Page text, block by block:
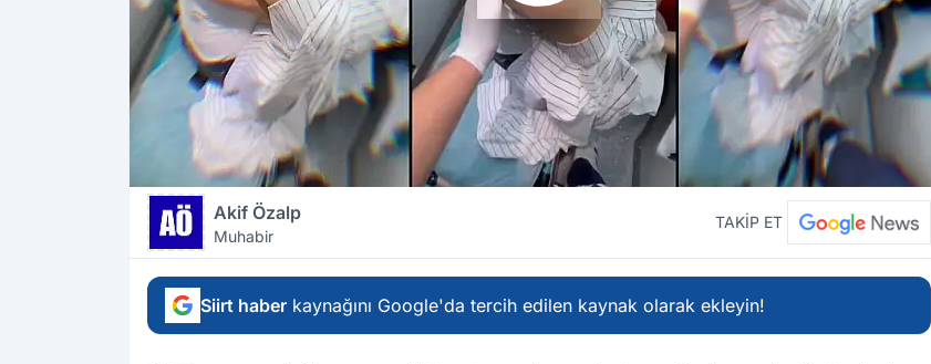
Akif Özalp
Muhabir
TAKİP ET
Siirt haber kaynağını Google'da tercih edilen kaynak olarak ekleyin!